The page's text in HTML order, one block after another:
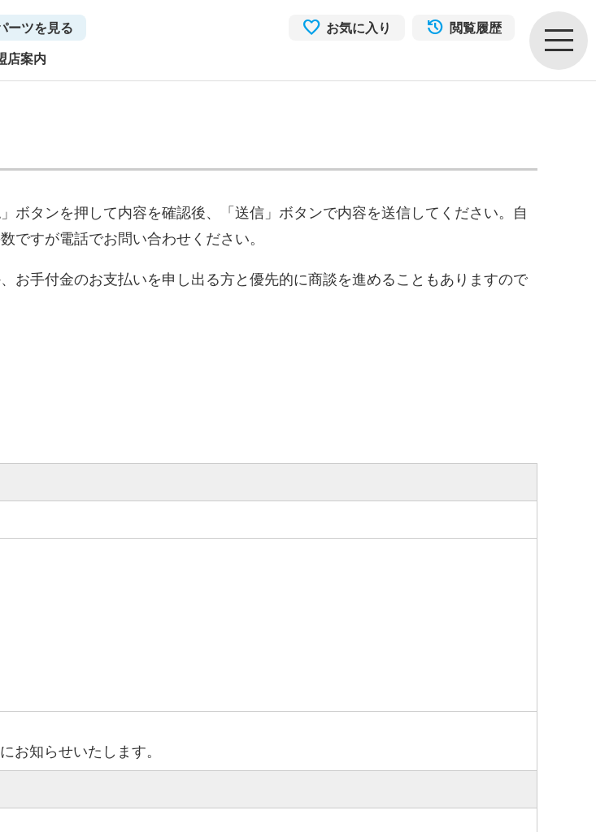
ーツを見る お気に入り 閲覧履歴
店案内
ボタンを押して内容を確認後、「送信」ボタンで内容を送信してください。自
ですが電話でお問い合わせください。
お手付金のお支払いを申し出る方と優先的に商談を進めることもありますので
お知らせいたします。